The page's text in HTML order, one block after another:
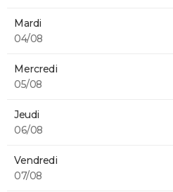
Mardi
04/08
Mercredi
05/08
Jeudi
06/08
Vendredi
07/08